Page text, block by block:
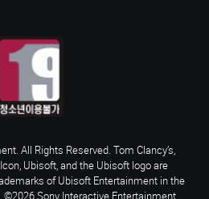
All Rights Reserved. Tom Clancy’s,
Ubisoft, and the Ubisoft logo are
of Ubisoft Entertainment in the
©2026 Sony Interactive Entertainment